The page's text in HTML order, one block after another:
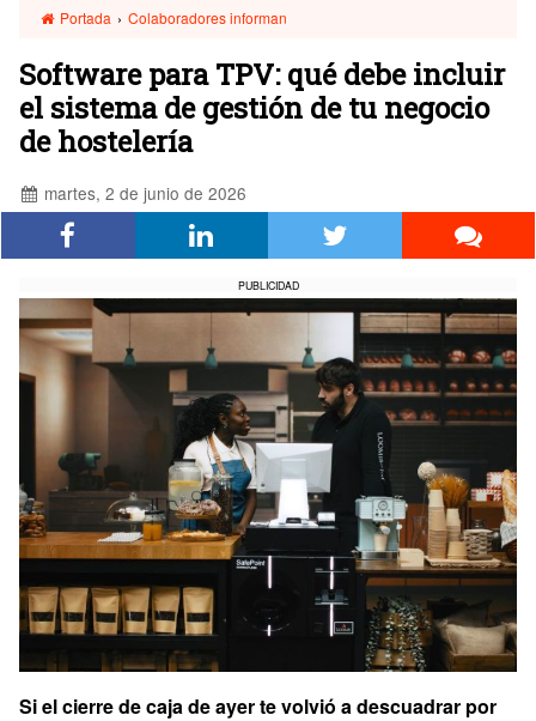
Portada › Colaboradores informan
Software para TPV: qué debe incluir
el sistema de gestión de tu negocio
de hostelería
martes, 2 de junio de 2026
PUBLICIDAD
Si el cierre de caja de ayer te volvió a descuadrar por